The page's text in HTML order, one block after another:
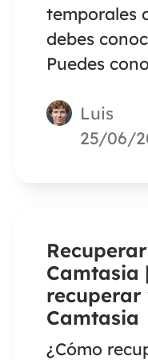
temporales
debes
Puedes
Photoshop y
eliminar los
temporales
facilidad.
Luis
25/06/
Camtasia
recuperar
Camtasia
¿Cómo